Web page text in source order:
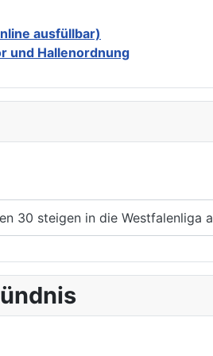
ausfüllbar)
und Hallenordnung
30 steigen in die Westfalenliga